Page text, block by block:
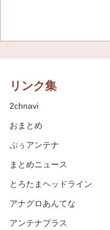
リンク集
2chnavi
おまとめ
ぷぅアンテナ
まとめニュース
とろたまヘッドライン
アナグロあんてな
アンテナプラス